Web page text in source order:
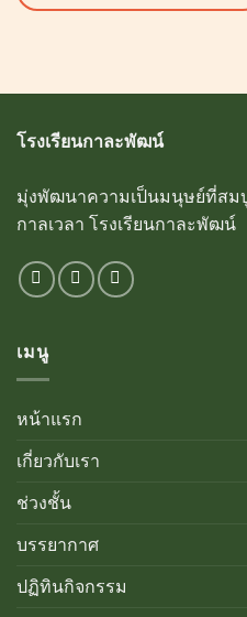
โรงเรียนกาละพัฒน์
มุ่งพัฒนาความเป็นมนุษย์ที่สม
กาลเวลา โรงเรียนกาละพัฒน์
เมนู
หน้าแรก
เกี่ยวกับเรา
ช่วงชั้น
บรรยากาศ
ปฏิทินกิจกรรม